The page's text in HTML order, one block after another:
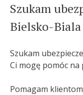
Szukam
Bielsko-Biala
Szukam
Ci mogę pomóc na
Pomagam